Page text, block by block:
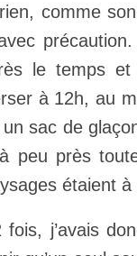
comme
le temps et
à 12h, au
sac de
peu près
étaient
j’avais